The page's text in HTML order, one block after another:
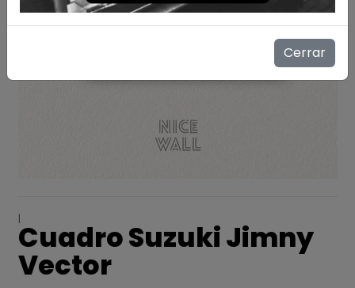
|
Cuadro Suzuki Jimny
Vector
Cerrar